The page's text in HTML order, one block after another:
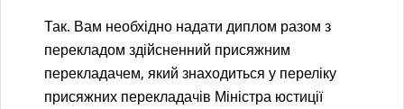
Так. Вам необхідно надати диплом разом з
перекладом здійсненний присяжним
перекладачем, який знаходиться у переліку
присяжних перекладачів Міністра юстиції